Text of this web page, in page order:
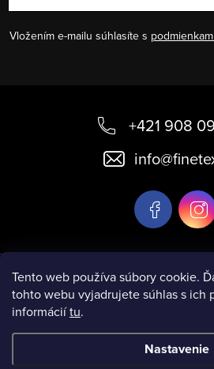
Tento web používa súbory cookie.
tohto webu vyjadrujete súhlas s ich
informáciítu.
Nastavenie
Vložením e-mailu súhlasíte s
e
+421 908
info@
Informácie pre vás